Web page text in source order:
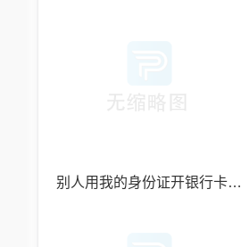
别人用我的身份证开银行卡炒黄金_我要承担风险吗